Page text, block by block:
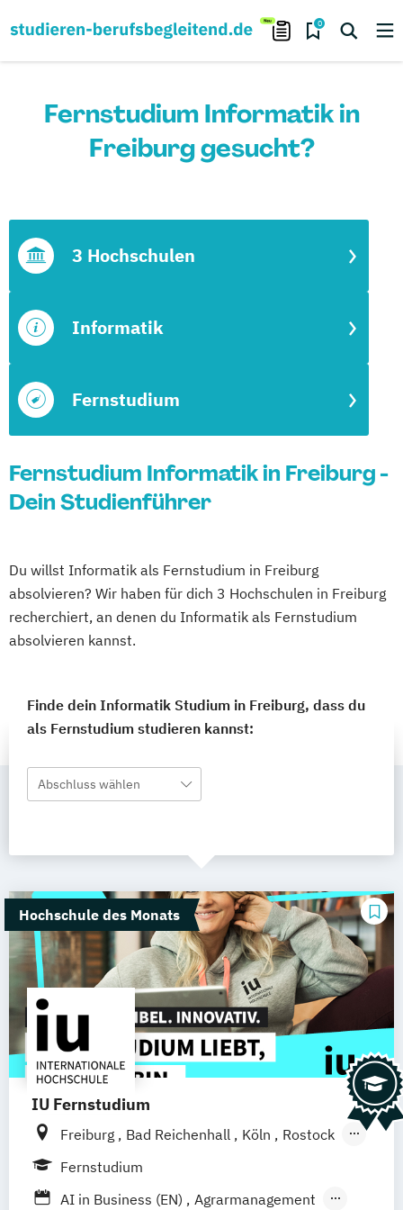
0
Fernstudium Informatik in
Freiburg gesucht?
Fernstudium
Informatik
3 Hochschulen
Fernstudium Informatik in Freiburg -
Dein Studienführer
Du willst Informatik als Fernstudium in Freiburg
absolvieren? Wir haben für dich 3 Hochschulen in Freiburg
recherchiert, an denen du Informatik als Fernstudium
absolvieren kannst.
Finde dein Informatik Studium in Freiburg, dass du
als Fernstudium studieren kannst:
Abschluss wählen
Hochschule des Monats
IU Fernstudium
Freiburg Bad Reichenhall Köln
Rostock
Kiel
Frankfurt am Main
Fernstudium
AI in Business (EN)
Agrarmanagement